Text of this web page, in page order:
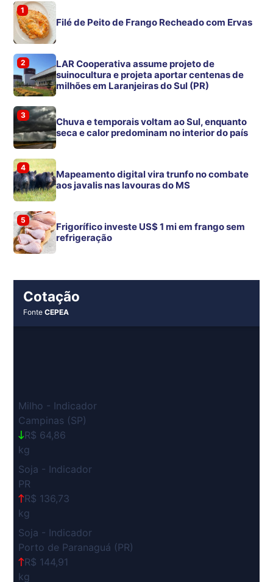
1
Filé de Peito de Frango Recheado com Ervas
2
LAR Cooperativa assume projeto de
suinocultura e projeta aportar centenas de
milhões em Laranjeiras do Sul (PR)
3
Chuva e temporais voltam ao Sul, enquanto
seca e calor predominam no interior do país
4
Mapeamento digital vira trunfo no combate
aos javalis nas lavouras do MS
5
Frigorífico investe US$ 1 mi em frango sem
refrigeração
Cotação
FonteCEPEA
Milho - Indicador
Campinas (SP)
R$ 64,86
kg
Soja - Indicador
PR
R$ 136,73
kg
Soja - Indicador
Porto de Paranaguá (PR)
R$ 144,91
kg